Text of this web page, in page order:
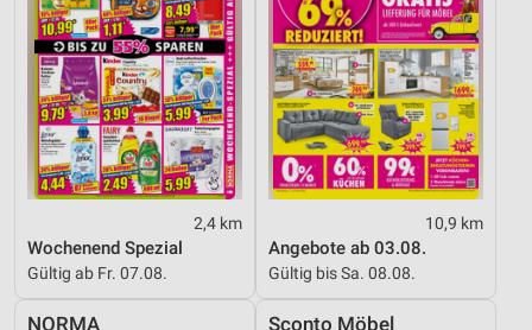
2,4 km
Wochenend Spezial
Gültig ab Fr. 07.08.
10,9 km
Angebote ab 03.08.
Gültig bis Sa. 08.08.
NORMA Sconto Möbel